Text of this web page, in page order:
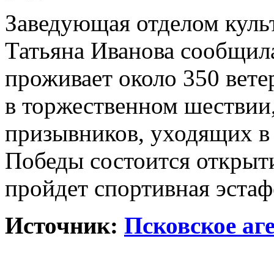
Заведующая отделом
Татьяна Иванова
проживает около 350
в торжественном
призывников, уходящих
Победы состоится
пройдет спортивная
Источник: Псковское